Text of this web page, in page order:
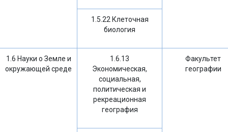
1.5.22 Клеточная
биология
1.6 Науки о Земле и
окружающей среде
1.6.13
Экономическая,
социальная,
политическая и
рекреационная
география
Факультет
географии